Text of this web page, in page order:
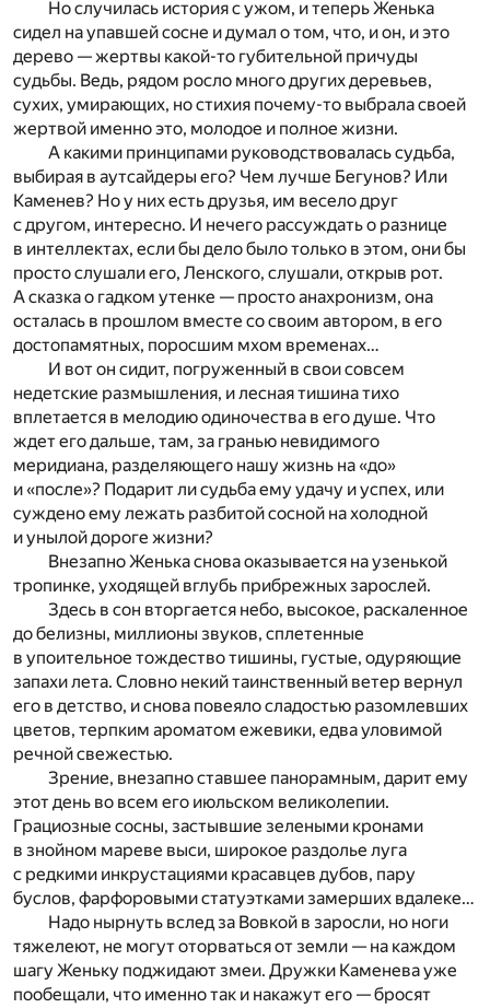
Но случилась история с ужом, и теперь Женька
сидел на упавшей сосне и думал о том, что, и он, и это
дерево — жертвы какой-то губительной причуды
судьбы. Ведь, рядом росло много других деревьев,
сухих, умирающих, но стихия почему-то выбрала своей
жертвой именно это, молодое и полное жизни.
А какими принципами руководствовалась судьба,
выбирая в аутсайдеры его? Чем лучше Бегунов? Или
Каменев? Но у них есть друзья, им весело друг
с другом, интересно. И нечего рассуждать о разнице
в интеллектах, если бы дело было только в этом, они бы
просто слушали его, Ленского, слушали, открыв рот.
А сказка о гадком утенке — просто анахронизм, она
осталась в прошлом вместе со своим автором, в его
достопамятных, поросшим мхом временах…
И вот он сидит, погруженный в свои совсем
недетские размышления, и лесная тишина тихо
вплетается в мелодию одиночества в его душе. Что
ждет его дальше, там, за гранью невидимого
меридиана, разделяющего нашу жизнь на «до»
и «после»? Подарит ли судьба ему удачу и успех, или
суждено ему лежать разбитой сосной на холодной
и унылой дороге жизни?
Внезапно Женька снова оказывается на узенькой
тропинке, уходящей вглубь прибрежных зарослей.
Здесь в сон вторгается небо, высокое, раскаленное
до белизны, миллионы звуков, сплетенные
в упоительное тождество тишины, густые, одуряющие
запахи лета. Словно некий таинственный ветер вернул
его в детство, и снова повеяло сладостью разомлевших
цветов, терпким ароматом ежевики, едва уловимой
речной свежестью.
Зрение, внезапно ставшее панорамным, дарит ему
этот день во всем его июльском великолепии.
Грациозные сосны, застывшие зелеными кронами
в знойном мареве выси, широкое раздолье луга
с редкими инкрустациями красавцев дубов, пару
буслов, фарфоровыми статуэтками замерших вдалеке…
Надо нырнуть вслед за Вовкой в заросли, но ноги
тяжелеют, не могут оторваться от земли — на каждом
шагу Женьку поджидают змеи. Дружки Каменева уже
пообещали, что именно так и накажут его — бросят